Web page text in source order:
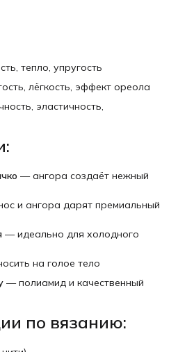
тепло, упругость
лёгкость, эффект ореола
эластичность,
— ангора создаёт нежный
и ангора дарят премиальный
— идеально для холодного
на голое тело
— полиамид и качественный
по вязанию: